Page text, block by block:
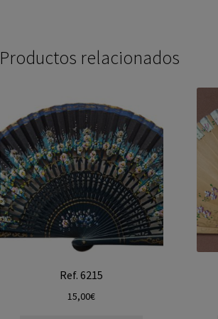
Productos relacionados
Ref. 6215
15,00€